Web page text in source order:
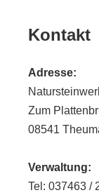
Kontakt
Adresse:
Zum
08541
Verwaltung:
Tel: 037463 /